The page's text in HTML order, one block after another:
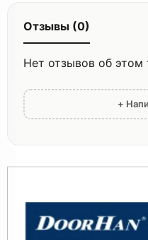
Отзывы (0)
Нет отзывов об этом
+